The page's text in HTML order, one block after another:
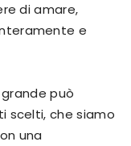
di amare,
e
può
scelti, che siamo
una